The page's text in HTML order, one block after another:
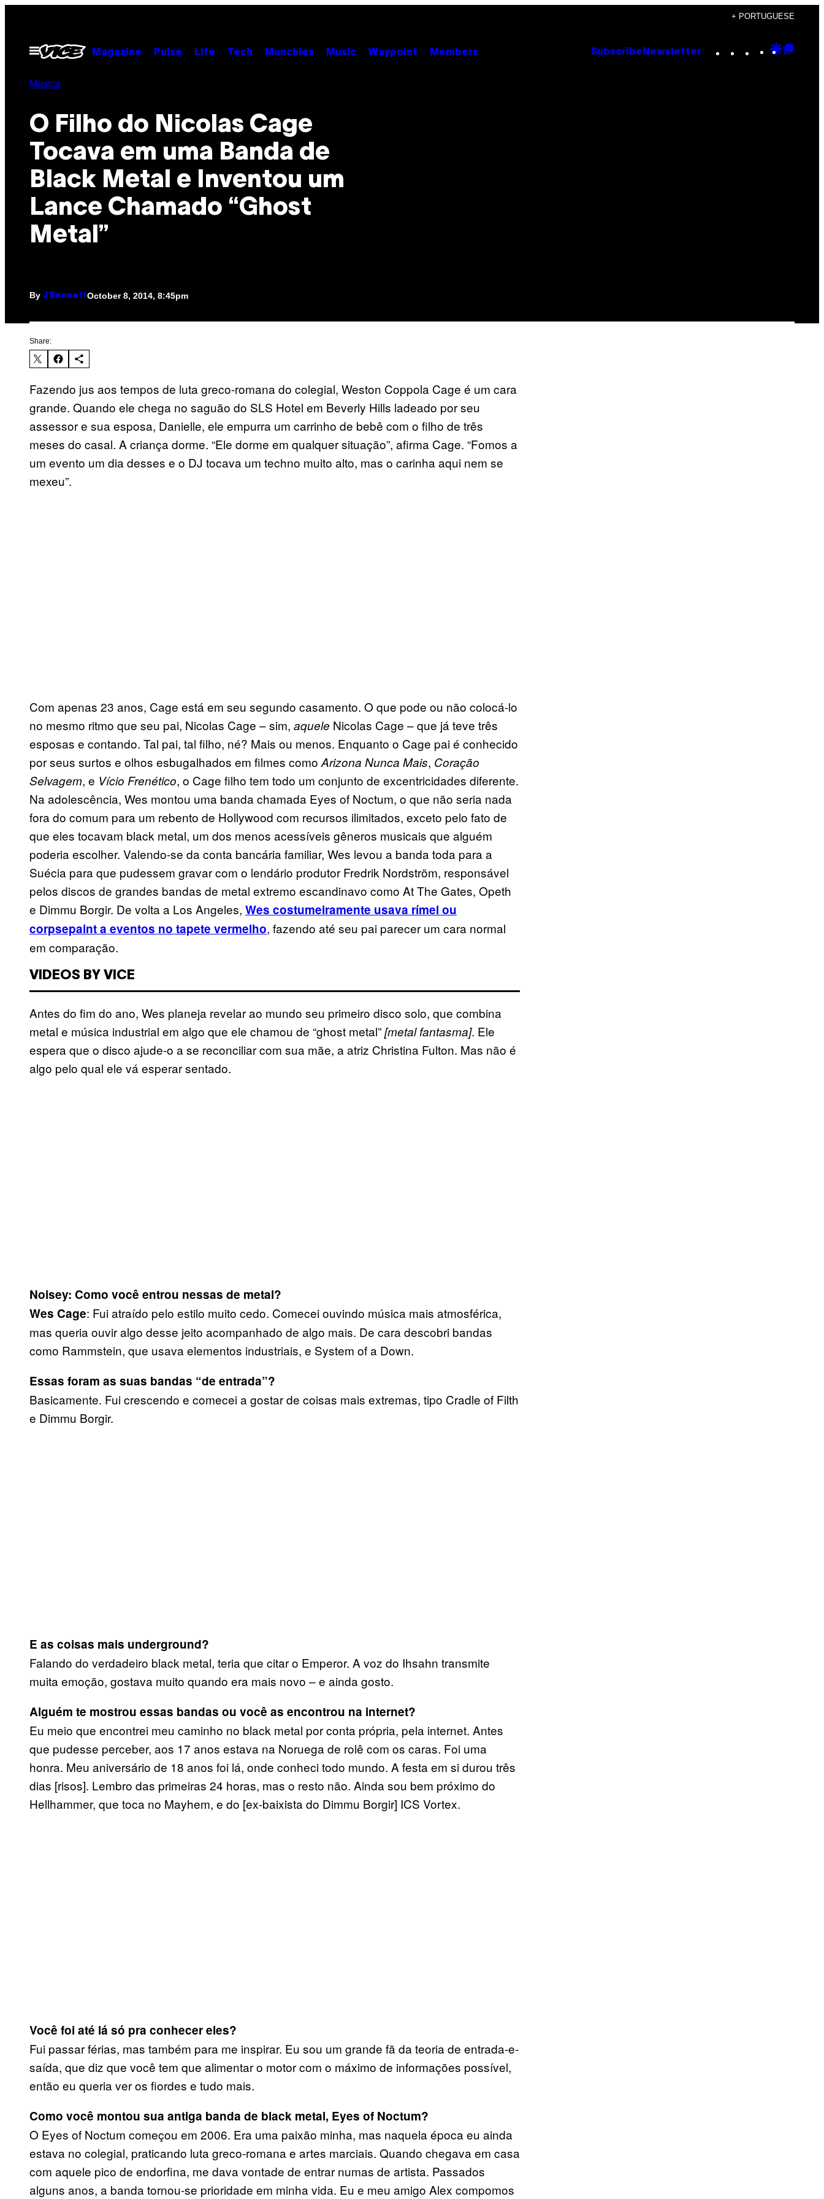
content
+ PORTUGUESE
Open
Menu
Magazine Pulse Life Tech Munchies Music Waypoint Members Subscribe Newsletter Instagram
TikTok
YouTube
Google
Música
O Filho do Nicolas Cage
Tocava em uma Banda de
Black Metal e Inventou um
Lance Chamado “Ghost
Metal”
By J BennettOctober 8, 2014, 8:45pm
Share:
Fazendo jus aos tempos de luta greco-romana do colegial, Weston Coppola Cage é um cara
grande. Quando ele chega no saguão do SLS Hotel em Beverly Hills ladeado por seu
assessor e sua esposa, Danielle, ele empurra um carrinho de bebê com o filho de três
meses do casal. A criança dorme. “Ele dorme em qualquer situação”, afirma Cage. “Fomos a
um evento um dia desses e o DJ tocava um techno muito alto, mas o carinha aqui nem se
mexeu”.
Com apenas 23 anos, Cage está em seu segundo casamento. O que pode ou não colocá-lo
no mesmo ritmo que seu pai, Nicolas Cage – sim, aquele Nicolas Cage – que já teve três
esposas e contando. Tal pai, tal filho, né? Mais ou menos. Enquanto o Cage pai é conhecido
por seus surtos e olhos esbugalhados em filmes como Arizona Nunca Mais, Coração
Selvagem, e Vício Frenético, o Cage filho tem todo um conjunto de excentricidades diferente.
Na adolescência, Wes montou uma banda chamada Eyes of Noctum, o que não seria nada
fora do comum para um rebento de Hollywood com recursos ilimitados, exceto pelo fato de
que eles tocavam black metal, um dos menos acessíveis gêneros musicais que alguém
poderia escolher. Valendo-se da conta bancária familiar, Wes levou a banda toda para a
Suécia para que pudessem gravar com o lendário produtor Fredrik Nordström, responsável
pelos discos de grandes bandas de metal extremo escandinavo como At The Gates, Opeth
e Dimmu Borgir. De volta a Los Angeles, Wes costumeiramente usava rímel ou
corpsepaint a eventos no tapete vermelho, fazendo até seu pai parecer um cara normal
em comparação.
VIDEOS BY VICE
Antes do fim do ano, Wes planeja revelar ao mundo seu primeiro disco solo, que combina
metal e música industrial em algo que ele chamou de “ghost metal”[metal fantasma]. Ele
espera que o disco ajude-o a se reconciliar com sua mãe, a atriz Christina Fulton. Mas não é
algo pelo qual ele vá esperar sentado.
Noisey: Como você entrou nessas de metal?
Wes Cage: Fui atraído pelo estilo muito cedo. Comecei ouvindo música mais atmosférica,
mas queria ouvir algo desse jeito acompanhado de algo mais. De cara descobri bandas
como Rammstein, que usava elementos industriais, e System of a Down.
Essas foram as suas bandas “de entrada”?
Basicamente. Fui crescendo e comecei a gostar de coisas mais extremas, tipo Cradle of Filth
e Dimmu Borgir.
E as coisas mais underground?
Falando do verdadeiro black metal, teria que citar o Emperor. A voz do Ihsahn transmite
muita emoção, gostava muito quando era mais novo – e ainda gosto.
Alguém te mostrou essas bandas ou você as encontrou na internet?
Eu meio que encontrei meu caminho no black metal por conta própria, pela internet. Antes
que pudesse perceber, aos 17 anos estava na Noruega de rolê com os caras. Foi uma
honra. Meu aniversário de 18 anos foi lá, onde conheci todo mundo. A festa em si durou três
dias [risos]. Lembro das primeiras 24 horas, mas o resto não. Ainda sou bem próximo do
Hellhammer, que toca no Mayhem, e do [ex-baixista do Dimmu Borgir] ICS Vortex.
Você foi até lá só pra conhecer eles?
Fui passar férias, mas também para me inspirar. Eu sou um grande fã da teoria de entrada-e-
saída, que diz que você tem que alimentar o motor com o máximo de informações possível,
então eu queria ver os fiordes e tudo mais.
Como você montou sua antiga banda de black metal, Eyes of Noctum?
O Eyes of Noctum começou em 2006. Era uma paixão minha, mas naquela época eu ainda
estava no colegial, praticando luta greco-romana e artes marciais. Quando chegava em casa
com aquele pico de endorfina, me dava vontade de entrar numas de artista. Passados
alguns anos, a banda tornou-se prioridade em minha vida. Eu e meu amigo Alex compomos